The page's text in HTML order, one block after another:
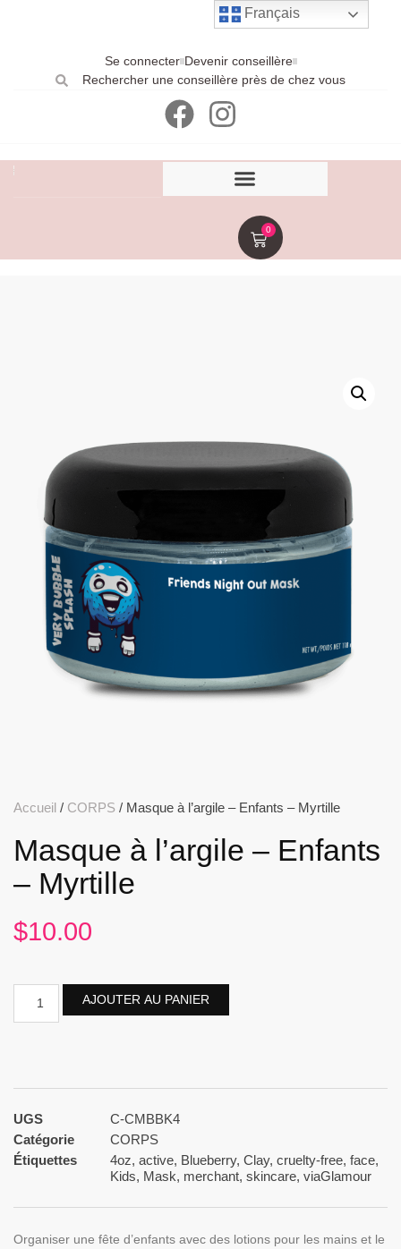
Se connecter Devenir conseillère
Rechercher une conseillère près de chez vous
0
Accueil / CORPS / Masque à l’argile – Enfants – Myrtille
Masque à l’argile – Enfants
– Myrtille
$10.00
AJOUTER AU PANIER
UGS
C-CMBBK4
Catégorie
CORPS
Étiquettes
4oz, active, Blueberry, Clay, cruelty-free, face,
Kids, Mask, merchant, skincare, viaGlamour
Organiser une fête d’enfants avec des lotions pour les mains et le
Français